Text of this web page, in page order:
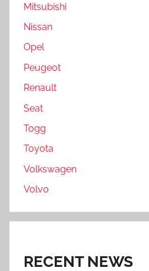
Mitsubishi
Nissan
Opel
Peugeot
Renault
Seat
Togg
Toyota
Volkswagen
Volvo
RECENT NEWS